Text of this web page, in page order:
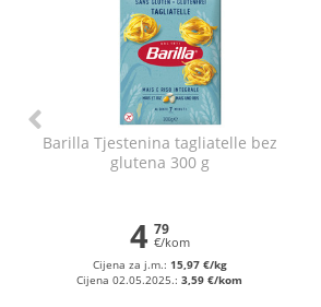
Barilla Tjestenina tagliatelle bez
glutena 300 g
4 79
€/kom
Cijena za j.m.: 15,97 €/kg
Cijena 02.05.2025.:3,59 €/kom